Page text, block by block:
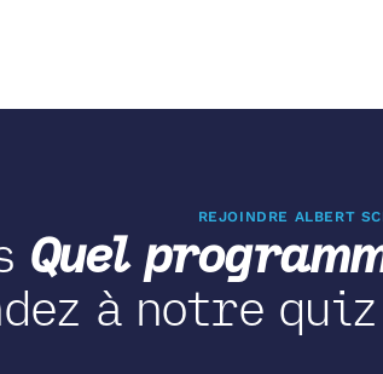
REJOINDRE ALBERT
Quel
à notre